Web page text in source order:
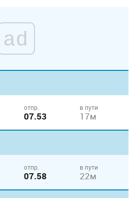
ad
отпр.
07.53
в пути
17м
отпр.
07.58
в пути
22м